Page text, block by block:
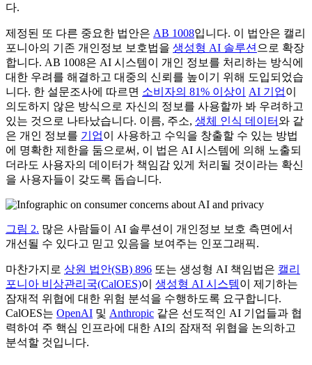
다.
제정된 또 다른 중요한 법안은 AB 1008입니다. 이 법안은 캘리
포니아의 기존 개인정보 보호법을 생성형 AI 솔루션 으로 확장
합니다. AB 1008은 AI 시스템이 개인 정보를 처리하는 방식에
대한 우려를 해결하고 대중의 신뢰를 높이기 위해 도입되었습
니다. 한 설문조사에 따르면 소비자의 81% 이상이 AI 기업이
의도하지 않은 방식으로 자신의 정보를 사용할까 봐 우려하고
있는 것으로 나타났습니다. 이름, 주소, 생체 인식 데이터와 같
은 개인 정보를 기업이 사용하고 수익을 창출할 수 있는 방법
에 명확한 제한을 둠으로써, 이 법은 AI 시스템에 의해 노출되
더라도 사용자의 데이터가 책임감 있게 처리될 것이라는 확신
을 사용자들이 갖도록 돕습니다.
그림 2. 많은 사람들이 AI 솔루션이 개인정보 보호 측면에서
개선될 수 있다고 믿고 있음을 보여주는 인포그래픽.
마찬가지로 상원 법안(SB) 896 또는 생성형 AI 책임법은 캘리
포니아 비상관리국(CalOES)이 생성형 AI 시스템이 제기하는
잠재적 위협에 대한 위험 분석을 수행하도록 요구합니다.
CalOES는 OpenAI 및 Anthropic 같은 선도적인 AI 기업들과 협
력하여 주 핵심 인프라에 대한 AI의 잠재적 위협을 논의하고
분석할 것입니다.